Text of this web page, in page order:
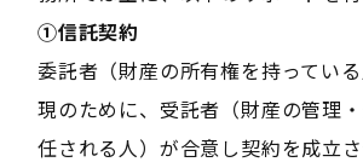
①信託契約
委託者（財産の所有権を持ってい
現のために、受託者（財産の管理
任される人）が合意し契約を成立